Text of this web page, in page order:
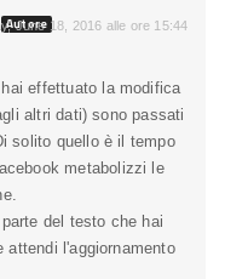
Autore
June 18, 2016 alle ore 15:44
effettuato la modifica
altri dati) sono passati
solito quello è il tempo
metabolizzi le
del testo che hai
attendi l'aggiornamento